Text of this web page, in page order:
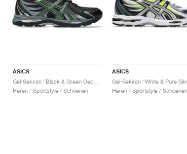
ASICS
Heren / Sportstyle / Schoenen
ASICS
Gel-Sekiran "White & Pure
Heren / Sportstyle / Schoenen